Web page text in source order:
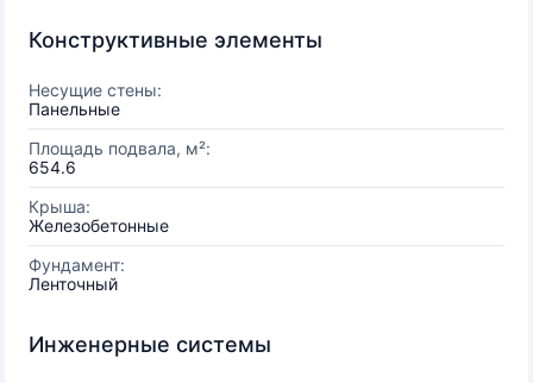
Конструктивные элементы
Несущие стены:
Панельные
Площадь подвала, м²:
654.6
Крыша:
Железобетонные
Фундамент:
Ленточный
Инженерные системы